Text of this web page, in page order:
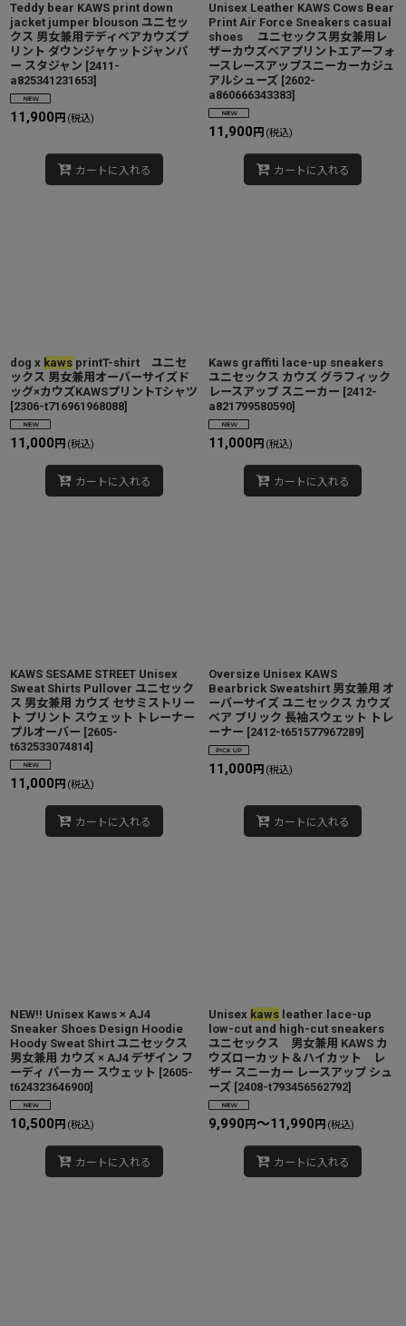
Teddy bear KAWS print down
jacket jumper blouson ユニセッ
クス 男女兼用テディベアカウズプ
リント ダウンジャケットジャンパ
ー スタジャン [2411-
a825341231653]
11,900 円 (税込)
カートに入れる
Unisex Leather KAWS Cows Bear
Print Air Force Sneakers casual
shoes ユニセックス男女兼用レ
ザーカウズベアプリントエアーフォ
ースレースアップスニーカーカジュ
アルシューズ [2602-
a860666343383]
11,900 円 (税込)
カートに入れる
dog x kaws printT-shirt ユニセ
ックス 男女兼用オーバーサイズド
ッグ×カウズKAWSプリントTシャツ
[2306-t716961968088]
11,000 円 (税込)
カートに入れる
Kaws graffiti lace-up sneakers
ユニセックス カウズ グラフィック
レースアップ スニーカー [2412-
a821799580590]
11,000 円 (税込)
カートに入れる
KAWS SESAME STREET Unisex
Sweat Shirts Pullover ユニセック
ス 男女兼用 カウズ セサミストリー
ト プリント スウェット トレーナー
プルオーバー [2605-
t632533074814]
11,000 円 (税込)
カートに入れる
Oversize Unisex KAWS
Bearbrick Sweatshirt 男女兼用 オ
ーバーサイズ ユニセックス カウズ
ベア ブリック 長袖スウェット トレ
ーナー [2412-t651577967289]
11,000 円 (税込)
カートに入れる
NEW!! Unisex Kaws × AJ4
Sneaker Shoes Design Hoodie
Hoody Sweat Shirt ユニセックス
男女兼用 カウズ × AJ4 デザイン フ
ーディ パーカー スウェット [2605-
t624323646900]
10,500 円 (税込)
カートに入れる
Unisex kaws leather lace-up
low-cut and high-cut sneakers
ユニセックス 男女兼用 KAWS カ
ウズローカット＆ハイカット レ
ザー スニーカー レースアップ シュ
ーズ [2408-t793456562792]
9,990 円 ～11,990 円 (税込)
カートに入れる